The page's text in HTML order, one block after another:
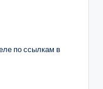
по ссылкам в